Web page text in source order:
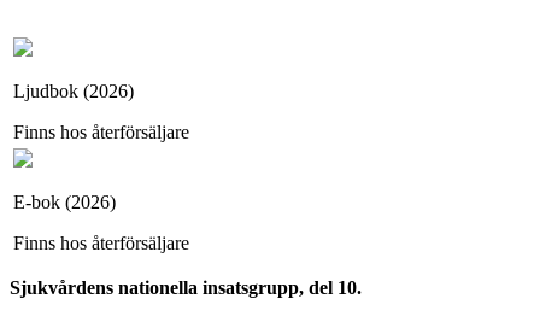
Ljudbok (2026)
Finns hos återförsäljare
E-bok (2026)
Finns hos återförsäljare
Sjukvårdens nationella insatsgrupp, del 10.